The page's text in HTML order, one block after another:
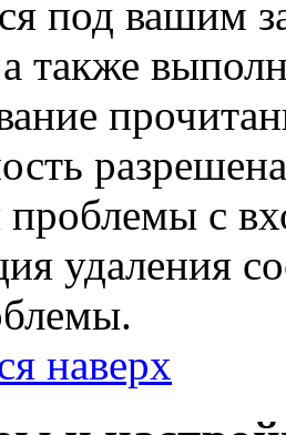
под вашим
также
с
удаления
наверх